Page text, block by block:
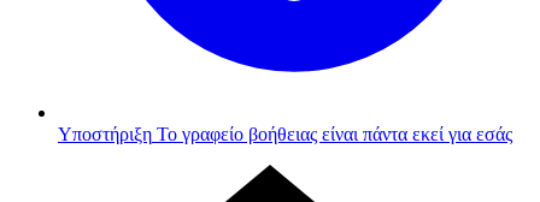
Υποστήριξη Το γραφείο βοήθειας είναι πάντα εκεί για εσάς